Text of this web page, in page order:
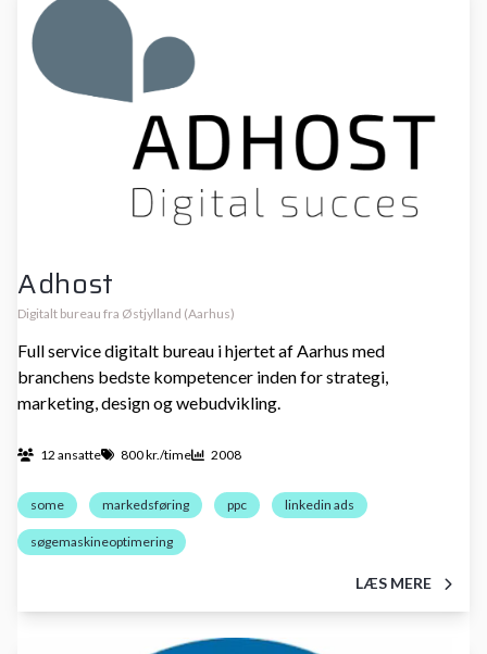
Adhost
Digitalt bureau fra Østjylland (Aarhus)
Full service digitalt bureau i hjertet af Aarhus med
branchens bedste kompetencer inden for strategi,
marketing, design og webudvikling.
12 ansatte 800 kr./time 2008
some markedsføring ppc linkedin ads
søgemaskineoptimering
LÆS MERE